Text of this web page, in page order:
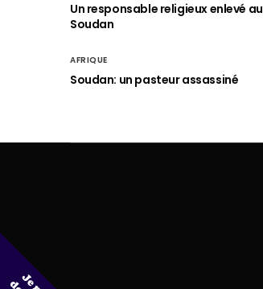
Un responsable religieux enlevé au
Soudan
AFRIQUE
Soudan: un pasteur assassiné